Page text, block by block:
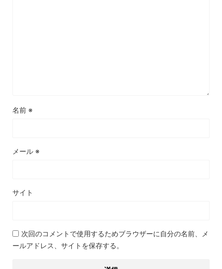
名前 ※
メール ※
サイト
次回のコメントで使用するためブラウザーに自分の名前、メ
ールアドレス、サイトを保存する。